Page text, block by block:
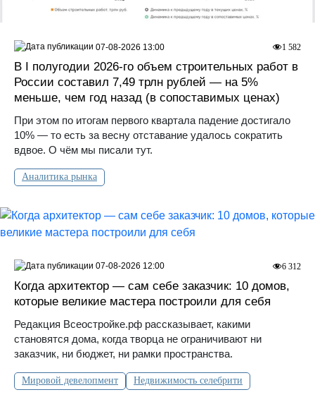
В I полугодии 2026-го объем строительных работ в
России составил 7,49 трлн рублей — на 5%
меньше, чем год назад (в сопоставимых ценах)
При этом по итогам первого квартала падение достигало
10% — то есть за весну отставание удалось сократить
вдвое. О чём мы писали тут.
Аналитика рынка
1 582
07-08-2026 13:00
Когда архитектор — сам себе заказчик: 10 домов,
которые великие мастера построили для себя
Редакция Всеостройке.рф рассказывает, какими
становятся дома, когда творца не ограничивают ни
заказчик, ни бюджет, ни рамки пространства.
Мировой девелопмент Недвижимость селебрити
6 312
07-08-2026 12:00